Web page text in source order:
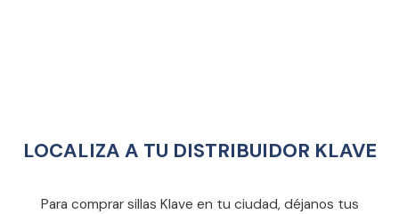
LOCALIZA A TU DISTRIBUIDOR KLAVE
Para comprar sillas Klave en tu ciudad, déjanos tus